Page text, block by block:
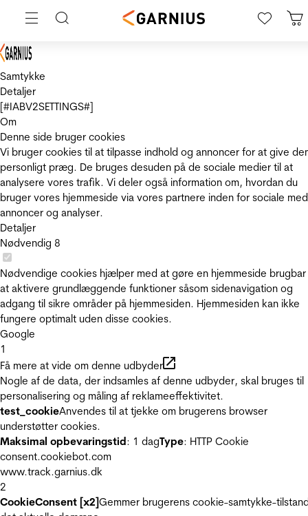
Samtykke
Detaljer
[#IABV2SETTINGS#]
Om
Denne side bruger cookies
Vi bruger cookies til at tilpasse indhold og annoncer for at give
personligt præg. De bruges desuden på de sociale medier til at
analysere vores trafik. Vi deler også information om, hvordan du
bruger vores hjemmeside via vores partnere inden for sociale
annoncer og analyser.
Detaljer
Nødvendig 8
Nødvendige cookies hjælper med at gøre en hjemmeside
at aktivere grundlæggende funktioner såsom sidenavigation og
adgang til sikre områder på hjemmesiden. Hjemmesiden kan ikke
fungere optimalt uden disse cookies.
Google
1
Få mere at vide om denne udbyder
Nogle af de data, der indsamles af denne udbyder, skal bruges til
personalisering og måling af reklameeffektivitet.
test_cookieAnvendes til at tjekke om brugerens browser
understøtter cookies.
Maksimal opbevaringstid: 1 dagType: HTTP Cookie
consent.cookiebot.com
www.track.garnius.dk
2
CookieConsent [x2]Gemmer brugerens cookie-samtykke-